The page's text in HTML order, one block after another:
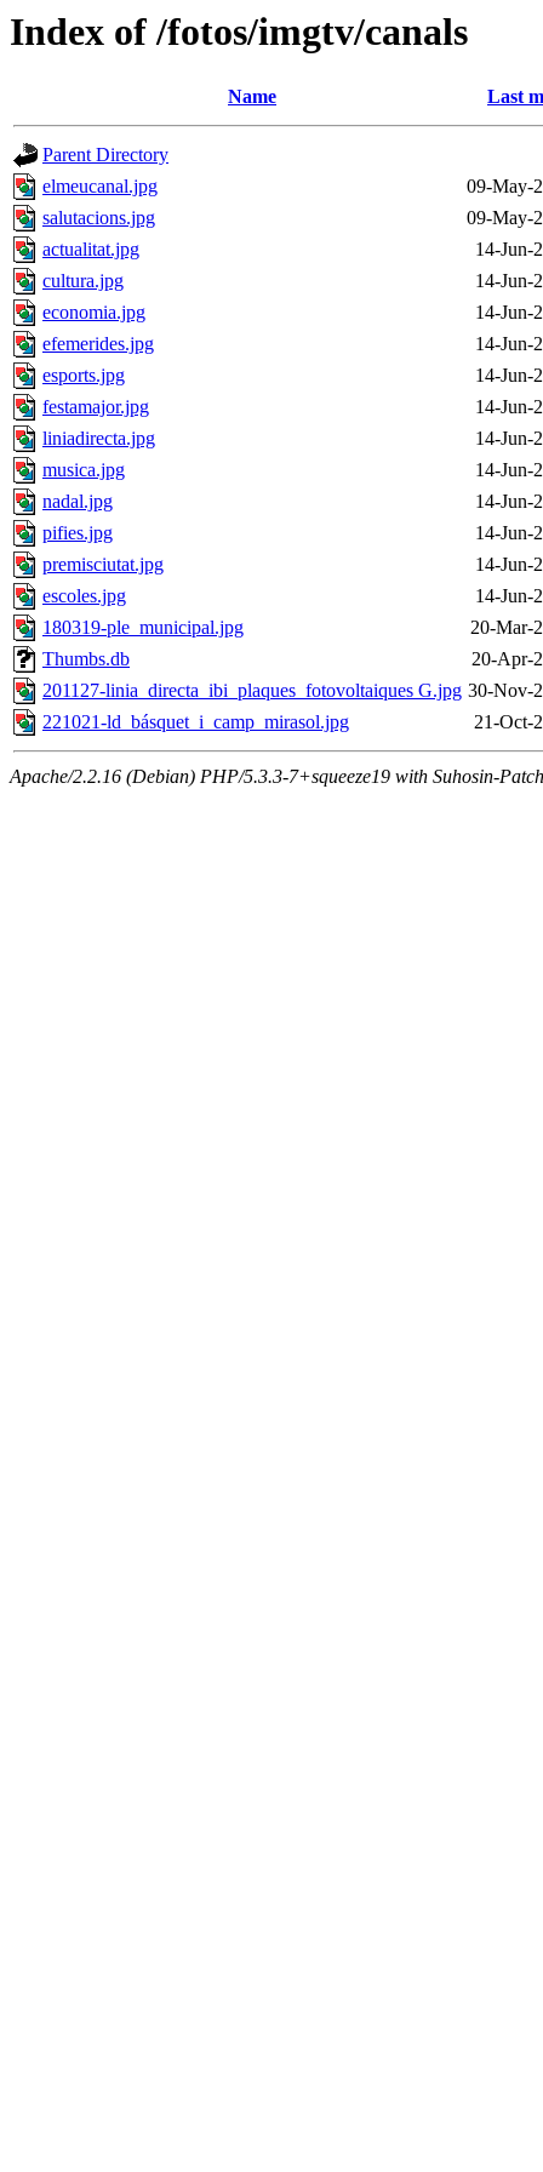
Index of /fotos/imgtv/canals
Name Last
Parent Directory
elmeucanal.jpg
09-May-
salutacions.jpg
09-May-
actualitat.jpg
14-Jun-
cultura.jpg
14-Jun-
economia.jpg
14-Jun-
efemerides.jpg
14-Jun-
esports.jpg
14-Jun-
festamajor.jpg
14-Jun-
liniadirecta.jpg
14-Jun-
musica.jpg
14-Jun-
nadal.jpg
14-Jun-
pifies.jpg
14-Jun-
premisciutat.jpg
14-Jun-
escoles.jpg
14-Jun-
180319-ple_municipal.jpg
20-Mar-
Thumbs.db
20-Apr-
201127-linia_directa_ibi_plaques_fotovoltaiques G.jpg 30-Nov-
221021-ld_básquet_i_camp_mirasol.jpg
21-Oct-
Apache/2.2.16 (Debian) PHP/5.3.3-7+squeeze19 with Suhosin-